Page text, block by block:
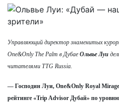
Управляющий директор знаменитых
One&Only The Palm в Дубае Ольвье Луи
читателями TTG Russia.
— Господин Луи, One&Only Royal
рейтинге «Trip Advisor Дубай» по